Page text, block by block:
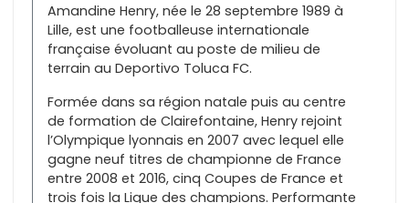
Amandine Henry, née le 28 septembre 1989 à
Lille, est une footballeuse internationale
française évoluant au poste de milieu de
terrain au Deportivo Toluca FC.
Formée dans sa région natale puis au centre
de formation de Clairefontaine, Henry rejoint
l’Olympique lyonnais en 2007 avec lequel elle
gagne neuf titres de championne de France
entre 2008 et 2016, cinq Coupes de France et
trois fois la Ligue des champions. Performante